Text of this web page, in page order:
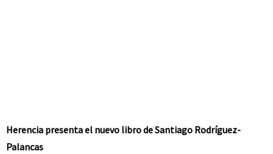
Herencia presenta el nuevo libro de Santiago Rodríguez-
Palancas